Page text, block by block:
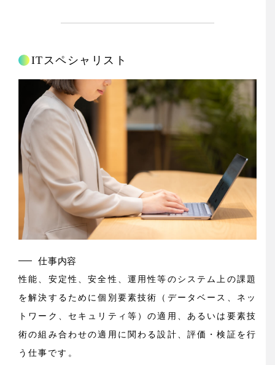
ITスペシャリスト
仕事内容
性能、安定性、安全性、運用性等のシステム上の課題
を解決するために個別要素技術（データベース、ネッ
トワーク、セキュリティ等）の適用、あるいは要素技
術の組み合わせの適用に関わる設計、評価・検証を行
う仕事です。